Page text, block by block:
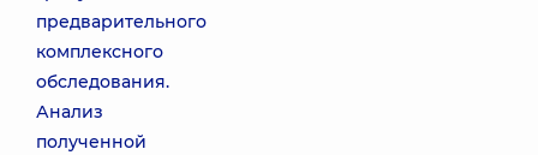
предварительного
комплексного
обследования.
Анализ
полученной